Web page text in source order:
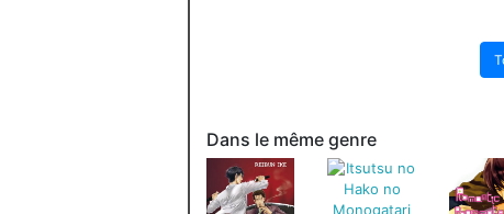
Dans le même genre